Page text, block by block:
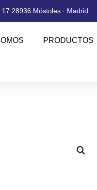
28936 Móstoles · Madrid
PRODUCTOS